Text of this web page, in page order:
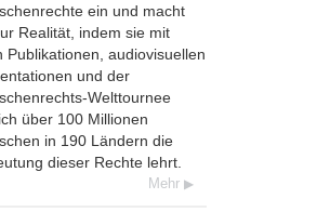
ein und macht
Realität, indem sie mit
Publikationen, audio­visuellen
und der
Welttournee
über 100 Millionen
in 190 Ländern die
dieser Rechte lehrt.
Mehr